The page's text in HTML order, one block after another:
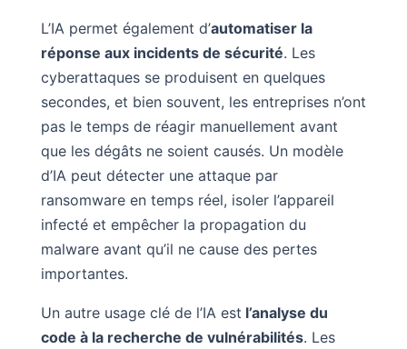
L’IA permet également d’automatiser la
réponse aux incidents de sécurité. Les
cyberattaques se produisent en quelques
secondes, et bien souvent, les entreprises n’ont
pas le temps de réagir manuellement avant
que les dégâts ne soient causés. Un modèle
d’IA peut détecter une attaque par
ransomware en temps réel, isoler l’appareil
infecté et empêcher la propagation du
malware avant qu’il ne cause des pertes
importantes.
Un autre usage clé de l’IA est l’analyse du
code à la recherche de vulnérabilités. Les